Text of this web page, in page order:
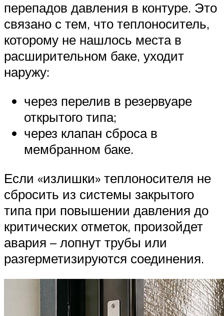
перепадов давления в контуре. Это
связано с тем, что теплоноситель,
которому не нашлось места в
расширительном баке, уходит
наружу:
через перелив в резервуаре
открытого типа;
через клапан сброса в
мембранном баке.
Если «излишки» теплоносителя не
сбросить из системы закрытого
типа при повышении давления до
критических отметок, произойдет
авария – лопнут трубы или
разгерметизируются соединения.